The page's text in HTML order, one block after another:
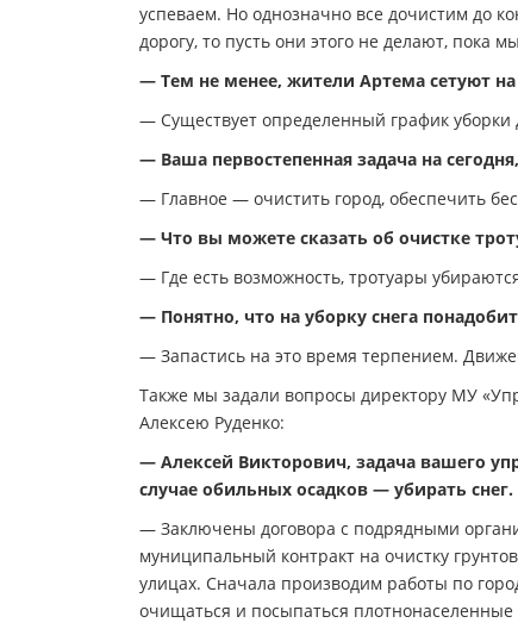
успеваем. Но однозначно все дочистим до
дорогу, то пусть они этого не делают, пока
— Тем не менее, жители Артема сетуют
— Существует определенный график уборки
— Ваша первостепенная задача на
— Главное — очистить город, обеспечить
— Что вы можете сказать об очистке
— Где есть возможность, тротуары
— Понятно, что на уборку снега
— Запастись на это время терпением.
Также мы задали вопросы директору МУ
Алексею Руденко:
— Алексей Викторович, задача вашего
случае обильных осадков — убирать
— Заключены договора с подрядными
муниципальный контракт на очистку
улицах. Сначала производим работы по
очищаться и посыпаться